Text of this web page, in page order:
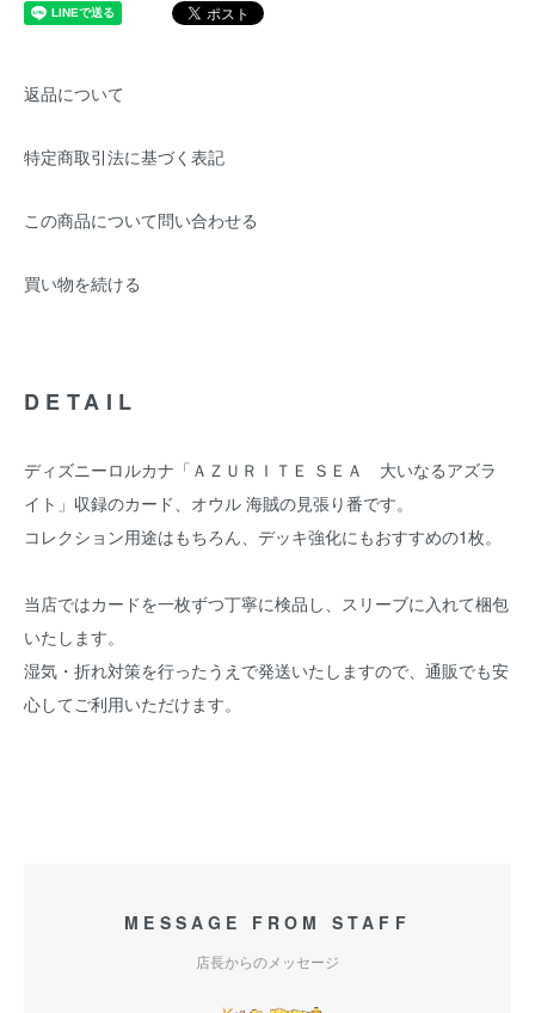
返品について
特定商取引法に基づく表記
この商品について問い合わせる
買い物を続ける
DETAIL
ディズニーロルカナ「ＡＺＵＲＩＴＥ ＳＥＡ 大いなるアズラ
イト」収録のカード、オウル 海賊の見張り番です。
コレクション用途はもちろん、デッキ強化にもおすすめの1枚。
当店ではカードを一枚ずつ丁寧に検品し、スリーブに入れて梱包
いたします。
湿気・折れ対策を行ったうえで発送いたしますので、通販でも安
心してご利用いただけます。
MESSAGE FROM STAFF
店長からのメッセージ